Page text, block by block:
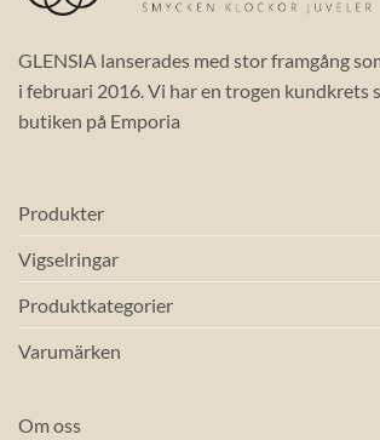
GLENSIA lanserades med stor framgång
i februari 2016. Vi har en trogen kundkrets
butiken på Emporia
Produkter
Vigselringar
Produktkategorier
Varumärken
Om oss